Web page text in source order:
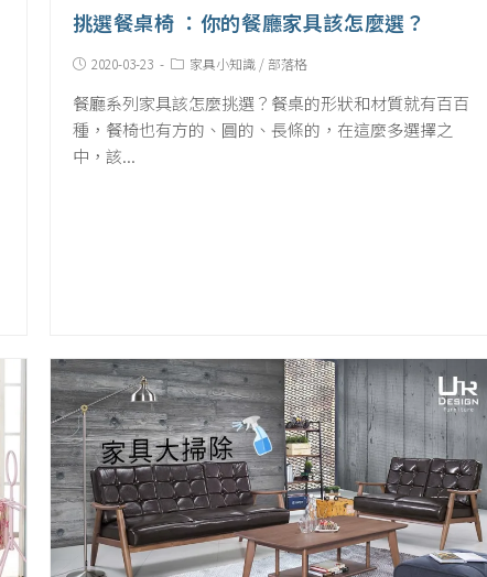
挑選餐桌椅 ：你的餐廳家具該怎麼選？
Post2020-03-23
Post家具小知識 / 部落格
餐廳系列家具該怎麼挑選？餐桌的形狀和材質就有百百
種，餐椅也有方的、圓的、長條的，在這麼多選擇之
中，該...